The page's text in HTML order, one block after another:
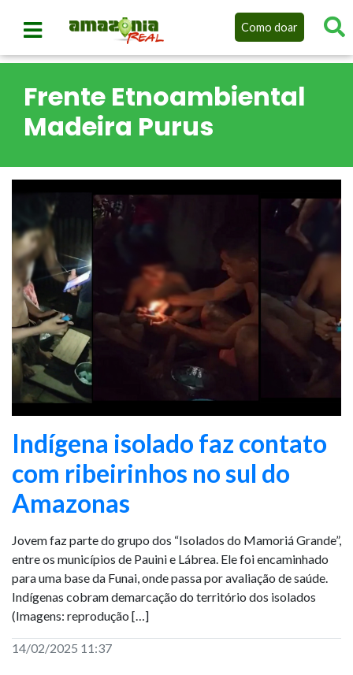
Como doar
Frente Etnoambiental
Madeira Purus
Indígena isolado faz contato
com ribeirinhos no sul do
Amazonas
Jovem faz parte do grupo dos “Isolados do Mamoriá Grande”,
entre os municípios de Pauini e Lábrea. Ele foi encaminhado
para uma base da Funai, onde passa por avaliação de saúde.
Indígenas cobram demarcação do território dos isolados
(Imagens: reprodução […]
14/02/2025 11:37